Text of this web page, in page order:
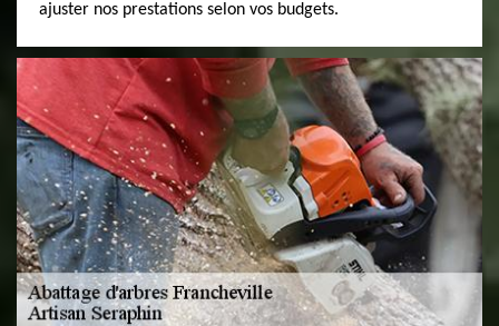
ajuster nos prestations selon vos budgets.